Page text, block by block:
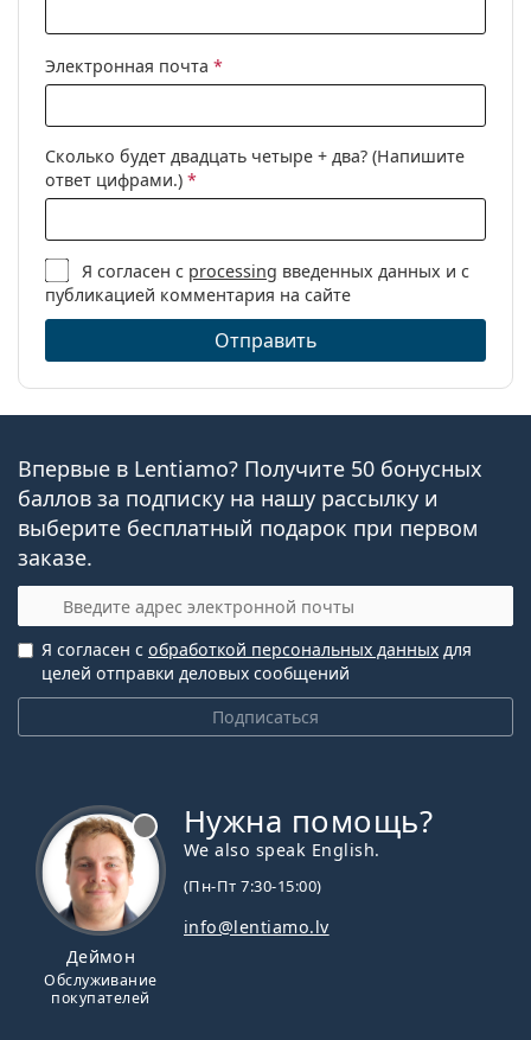
Электронная почта *
Сколько будет двадцать четыре + два? (Напишите
ответ цифрами.) *
Я согласен с processing введенных данных и с
публикацией комментария на сайте
Отправить
Впервые в Lentiamo? Получите 50 бонусных
баллов за подписку на нашу рассылку и
выберите бесплатный подарок при первом
заказе.
Эл. почта
Подписаться
Я согласен с обработкой персональных данных для
целей отправки деловых сообщений
Деймон
Обслуживание
покупателей
Нужна помощь?
We also speak English.
(Пн-Пт 7:30-15:00)
info@lentiamo.lv